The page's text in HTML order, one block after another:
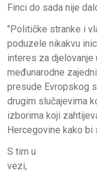
Finci do sada nije
"Političke stranke i
poduzele nikakvu
interes za
međunarodne
presude Evropskog
drugim slučajevima
izborima koji
Hercegovine kako bi
S tim u
vezi,